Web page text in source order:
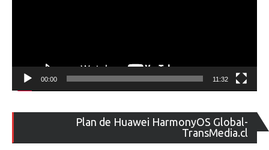
00:00 11:32
Plan de Huawei HarmonyOS Global-
TransMedia.cl
de